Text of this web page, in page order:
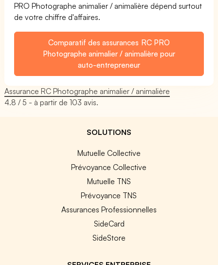
PRO Photographe animalier / animalière dépend surtout
de votre chiffre d'affaires.
Comparatif des assurances RC PRO
Photographe animalier / animalière pour
auto-entrepreneur
Assurance RC Photographe animalier / animalière
4.8 / 5 - à partir de103 avis.
SOLUTIONS
Mutuelle Collective
Prévoyance Collective
Mutuelle TNS
Prévoyance TNS
Assurances Professionnelles
SideCard
SideStore